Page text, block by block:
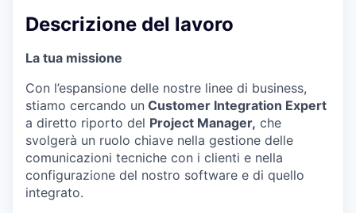
Descrizione del lavoro
La tua missione
Con l’espansione delle nostre linee di business,
stiamo cercando un Customer Integration Expert
a diretto riporto del Project Manager, che
svolgerà un ruolo chiave nella gestione delle
comunicazioni tecniche con i clienti e nella
configurazione del nostro software e di quello
integrato.